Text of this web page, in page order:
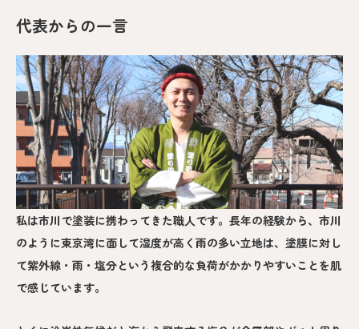
代表からの一言
私は市川で塗装に携わってきた職人です。長年の経験から、市川
のように東京湾に面して湿度が高く雨の多い立地は、塗膜に対し
て紫外線・雨・塩分という複合的な負荷がかかりやすいことを肌
で感じています。